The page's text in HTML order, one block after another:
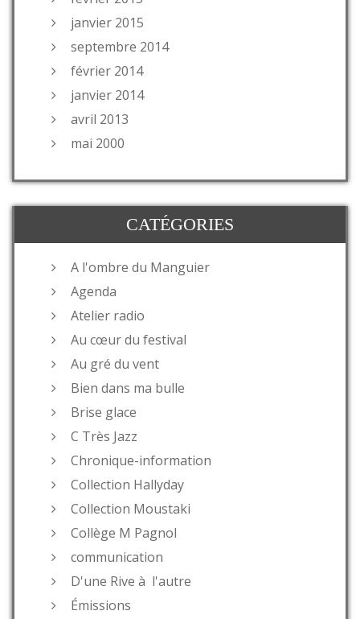
janvier 2015
septembre 2014
février 2014
janvier 2014
avril 2013
mai 2000
CATÉGORIES
A l'ombre du Manguier
Agenda
Atelier radio
Au cœur du festival
Au gré du vent
Bien dans ma bulle
Brise glace
C Très Jazz
Chronique-information
Collection Hallyday
Collection Moustaki
Collège M Pagnol
communication
D'une Rive à l'autre
Émissions